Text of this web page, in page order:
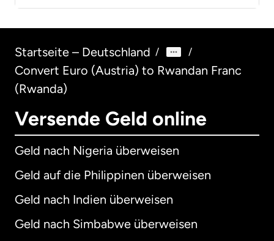
Startseite – Deutschland / /
Convert Euro (Austria) to Rwandan Franc
(Rwanda)
Versende Geld online
Geld nach Nigeria überweisen
Geld auf die Philippinen überweisen
Geld nach Indien überweisen
Geld nach Simbabwe überweisen